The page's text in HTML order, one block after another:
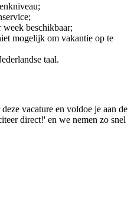
week beschikbaar;
mogelijk om vakantie op te
taal.
vacature en voldoe je aan de
direct!' en we nemen zo snel